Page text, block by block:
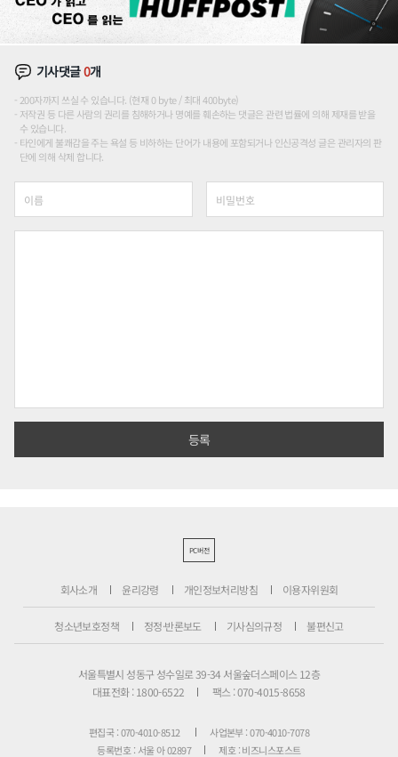
기사댓글0개
200자까지 쓰실 수 있습니다. (현재 0 byte / 최대 400byte)
저작권 등 다른 사람의 권리를 침해하거나 명예를 훼손하는 댓글은 관련 법률에 의해 제재를 받을
수 있습니다.
타인에게 불쾌감을 주는 욕설 등 비하하는 단어가 내용에 포함되거나 인신공격성 글은 관리자의 판
단에 의해 삭제 합니다.
PC버전
회사소개 윤리강령 개인정보처리방침 이용자위원회
청소년보호정책 정정·반론보도 기사심의규정 불편신고
서울특별시 성동구 성수일로 39-34 서울숲더스페이스 12층
대표전화 : 1800-6522
팩스 : 070-4015-8658
편집국 : 070-4010-8512
사업본부 : 070-4010-7078
등록번호 : 서울 아 02897
제호 : 비즈니스포스트